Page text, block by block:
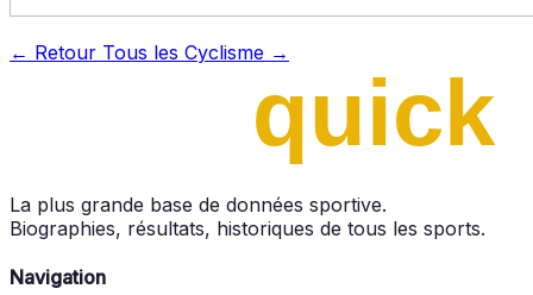
← Retour Tous les Cyclisme →
La plus grande base de données sportive.
Biographies, résultats, historiques de tous les sports.
Navigation